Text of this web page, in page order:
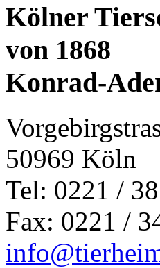
Kölner
von 1868
Konrad-
50969 Köln
Tel: 0221 /
Fax: 0221 /